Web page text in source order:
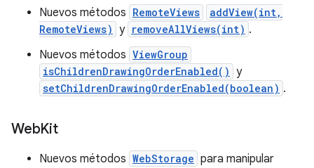
Nuevos métodos RemoteViews
addView(int,
RemoteViews) y removeAllViews(int) .
Nuevos métodos ViewGroup
isChildrenDrawingOrderEnabled() y
setChildrenDrawingOrderEnabled(boolean) .
WebKit
Nuevos métodos WebStorage para manipular